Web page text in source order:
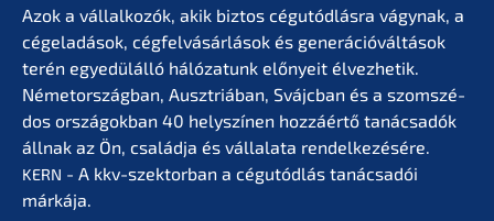
Azok a vállal­ko­zók, akik biztos cégutód­lás­ra vágynak, a
cégela­dá­sok, cégfel­vá­sár­lá­sok és generá­ció­vál­tá­sok
terén egyedülál­ló hálóza­tunk előny­eit élvez­he­tik.
Németor­szág­ban, Ausztriá­ban, Svájc­ban és a szomszé­
dos orszá­gok­ban 40 helyszí­nen hozzá­értő tanác­sa­dók
állnak az Ön, család­ja és vállala­ta rendel­ke­zé­sé­re.
KERN - A kkv-szektor­ban a cégutód­lás tanác­sa­dói
márkája.